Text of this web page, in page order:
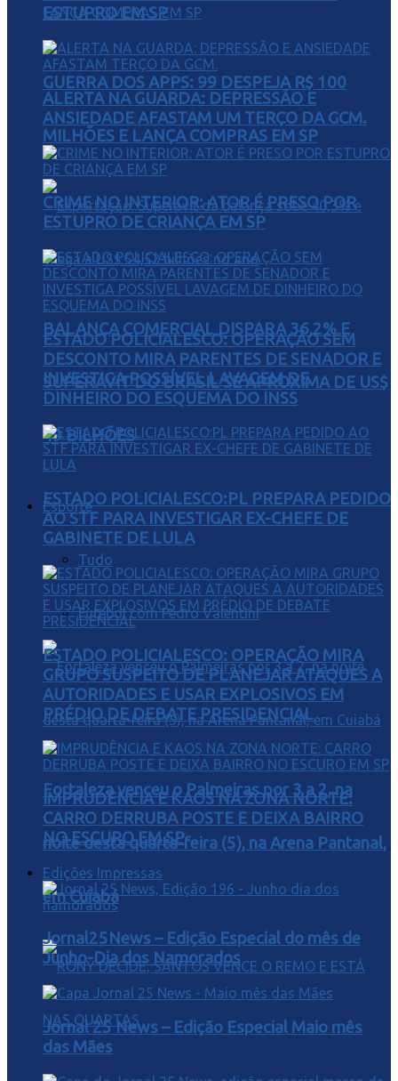
GUERRA DOS APPS: 99 DESPEJA R$ 100
MILHÕES E LANÇA COMPRAS EM SP
BALANÇA COMERCIAL DISPARA 36,2% E
SUPERÁVIT DO BRASIL SE APROXIMA DE US$
49 BILHÕES
Esporte
Tudo
Futebol com Pedro Valentini
Fortaleza venceu o Palmeiras por 3 a 2, na
noite desta quarta-feira (5), na Arena Pantanal,
em Cuiabá
ESTUPRO EM SP
ALERTA NA GUARDA: DEPRESSÃO E
ANSIEDADE AFASTAM UM TERÇO DA GCM.
CRIME NO INTERIOR: ATOR É PRESO POR
ESTUPRO DE CRIANÇA EM SP
ESTADO POLICIALESCO: OPERAÇÃO SEM
DESCONTO MIRA PARENTES DE SENADOR E
INVESTIGA POSSÍVEL LAVAGEM DE
DINHEIRO DO ESQUEMA DO INSS
ESTADO POLICIALESCO:PL PREPARA PEDIDO
AO STF PARA INVESTIGAR EX-CHEFE DE
GABINETE DE LULA
ESTADO POLICIALESCO: OPERAÇÃO MIRA
GRUPO SUSPEITO DE PLANEJAR ATAQUES A
AUTORIDADES E USAR EXPLOSIVOS EM
PRÉDIO DE DEBATE PRESIDENCIAL
IMPRUDÊNCIA E KAOS NA ZONA NORTE:
CARRO DERRUBA POSTE E DEIXA BAIRRO
NO ESCURO EM SP
Edições Impressas
Jornal25News – Edição Especial do mês de
Junho-Dia dos Namorados
Jornal 25 News – Edição Especial Maio mês
das Mães